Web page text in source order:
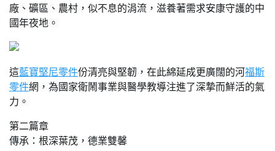
廠、礦區、農村，似不息的涓流，滋養著需求安康守護的中
國年夜地。
這藍寶堅尼零件份清亮與堅韌，在此綿延成更廣闊的河福斯
零件網，為國家衛鬧事業與醫學教導注進了深摯而鮮活的氣
力。
第二篇章
傳承：根深葉茂，德業雙馨